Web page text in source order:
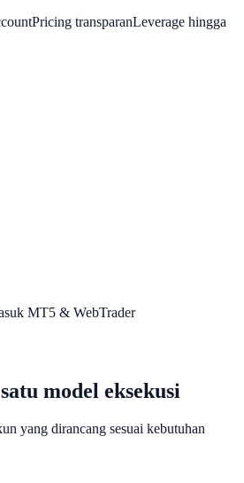
Pricing transparanLeverage hingga
MT5 & WebTrader
satu model eksekusi
yang dirancang sesuai kebutuhan